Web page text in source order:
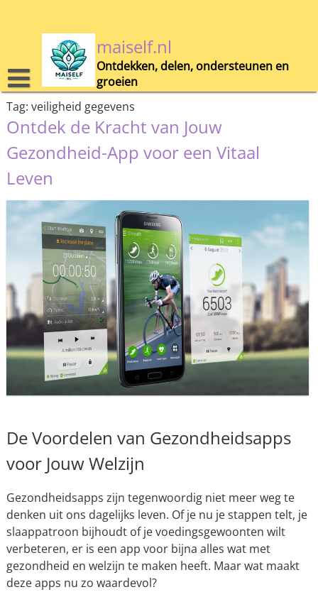
maiself.nl
Ontdekken, delen, ondersteunen en
groeien
Tag: veiligheid gegevens
Ontdek de Kracht van Jouw
Gezondheid-App voor een Vitaal
Leven
De Voordelen van Gezondheidsapps
voor Jouw Welzijn
Gezondheidsapps zijn tegenwoordig niet meer weg te
denken uit ons dagelijks leven. Of je nu je stappen telt, je
slaappatroon bijhoudt of je voedingsgewoonten wilt
verbeteren, er is een app voor bijna alles wat met
gezondheid en welzijn te maken heeft. Maar wat maakt
deze apps nu zo waardevol?